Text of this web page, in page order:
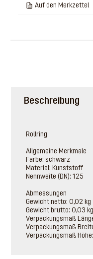
Auf den Merkzettel
Beschreibung
Rollring
Allgemeine Merkmale
Farbe: schwarz
Material: Kunststoff
Nennweite (DN): 125
Abmessungen
Gewicht netto: 0,02 kg
Gewicht brutto: 0,03 kg
Verpackungsmaß
Verpackungsmaß
Verpackungsmaß